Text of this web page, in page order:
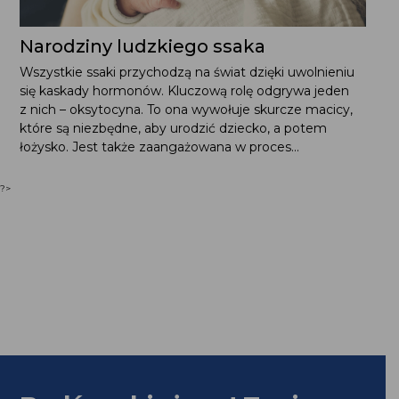
Narodziny ludzkiego ssaka
Wszystkie ssaki przychodzą na świat dzięki uwolnieniu
się kaskady hormonów. Kluczową rolę odgrywa jeden
z nich – oksytocyna. To ona wywołuje skurcze macicy,
które są niezbędne, aby urodzić dziecko, a potem
łożysko. Jest także zaangażowana w proces...
?>